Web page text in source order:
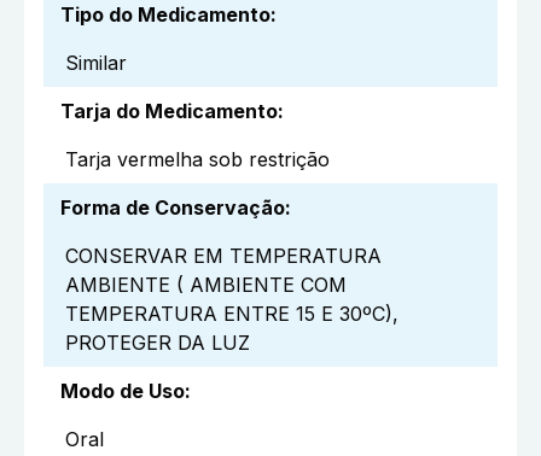
Tipo do Medicamento:
Similar
Tarja do Medicamento:
Tarja vermelha sob restrição
Forma de Conservação:
CONSERVAR EM TEMPERATURA
AMBIENTE ( AMBIENTE COM
TEMPERATURA ENTRE 15 E 30ºC),
PROTEGER DA LUZ
Modo de Uso:
Oral